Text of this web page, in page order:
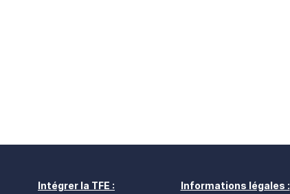
Intégrer la TFE : Informations légales :